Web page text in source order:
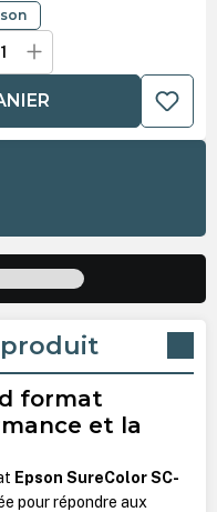
format
et la
Epson SureColor SC-
pour répondre aux